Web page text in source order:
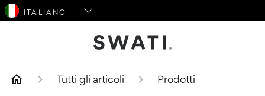
Tutti gli articoli
Prodotti